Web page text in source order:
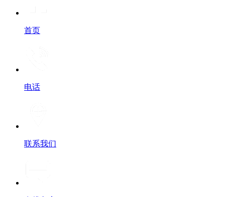
首页
电话
联系我们